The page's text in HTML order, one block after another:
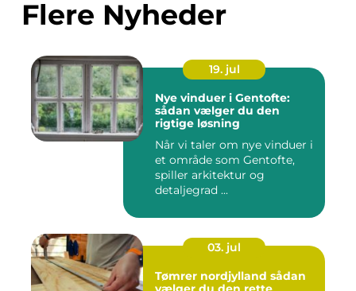
Flere Nyheder
19. jul
Nye vinduer i Gentofte:
sådan vælger du den
rigtige løsning
Når vi taler om nye vinduer i
et område som Gentofte,
spiller arkitektur og
detaljegrad ...
03. jul
Tømrer nordjylland sådan